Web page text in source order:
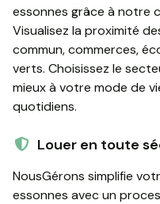
essonnes grâce à notre
Visualisez la proximité
commun, commerces,
verts. Choisissez le
mieux à votre mode de
quotidiens.
Louer en toute
NousGérons simplifie
essonnes avec un